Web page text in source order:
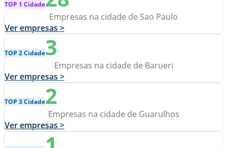
TOP 1 Cidade
Empresas na cidade de Sao Paulo
Ver empresas >
TOP 2 Cidade3
Empresas na cidade de Barueri
Ver empresas >
TOP 3 Cidade2
Empresas na cidade de Guarulhos
Ver empresas >